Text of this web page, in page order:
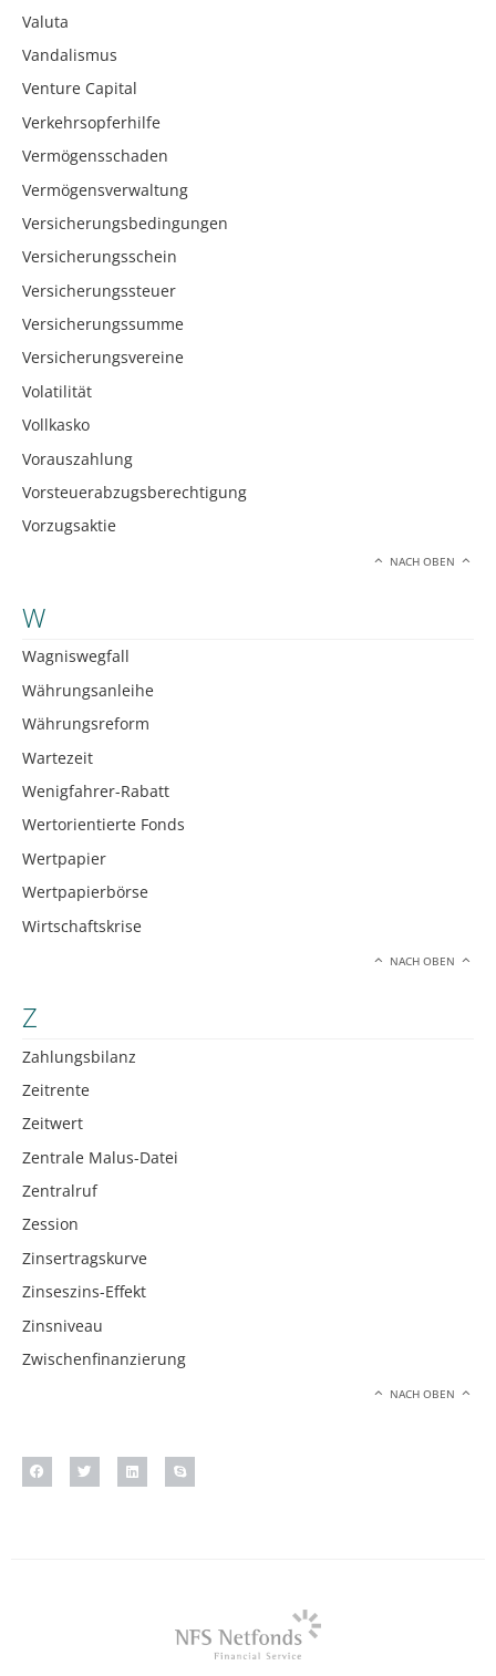
Valuta
Vandalismus
Venture Capital
Verkehrsopferhilfe
Vermögensschaden
Vermögensverwaltung
Versicherungsbedingungen
Versicherungsschein
Versicherungssteuer
Versicherungssumme
Versicherungsvereine
Volatilität
Vollkasko
Vorauszahlung
Vorsteuerabzugsberechtigung
Vorzugsaktie
NACH OBEN
W
Wagniswegfall
Währungsanleihe
Währungsreform
Wartezeit
Wenigfahrer-Rabatt
Wertorientierte Fonds
Wertpapier
Wertpapierbörse
Wirtschaftskrise
NACH OBEN
Z
Zahlungsbilanz
Zeitrente
Zeitwert
Zentrale Malus-Datei
Zentralruf
Zession
Zinsertragskurve
Zinseszins-Effekt
Zinsniveau
Zwischenfinanzierung
NACH OBEN